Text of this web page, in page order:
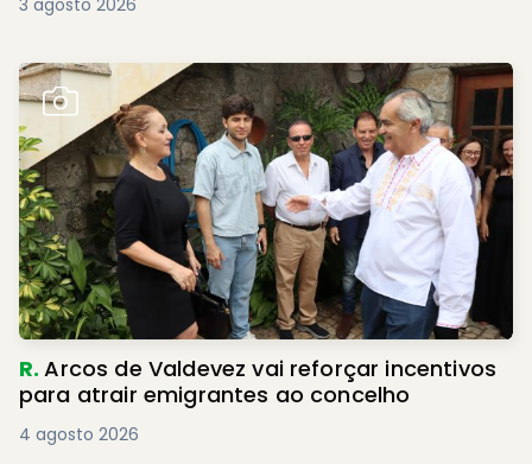
3 agosto 2026
R.Arcos de Valdevez vai reforçar incentivos
para atrair emigrantes ao concelho
4 agosto 2026